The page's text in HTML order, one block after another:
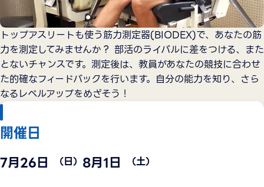
トップアスリートも使う筋力測定器(BIODEX)で、あなたの筋
力を測定してみませんか？ 部活のライバルに差をつける、また
とないチャンスです。測定後は、教員があなたの競技に合わせ
た的確なフィードバックを行います。自分の能力を知り、さら
なるレベルアップをめざそう！
開催日
7月26日 （日） 8月1日 （土）